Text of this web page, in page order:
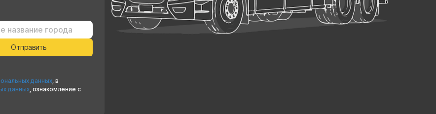
данных, в
данных, ознакомление с